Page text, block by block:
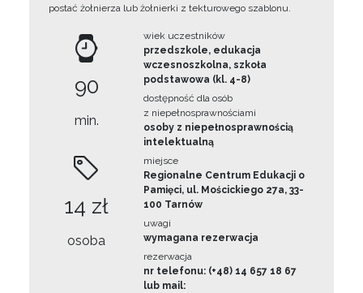
postać żołnierza lub żołnierki z tekturowego szablonu.
90
min.
14 zł
osoba
wiek uczestników
przedszkole, edukacja
wczesnoszkolna, szkoła
podstawowa (kl. 4-8)
dostępność dla osób
z niepełnosprawnościami
osoby z niepełnosprawnością
intelektualną
miejsce
Regionalne Centrum Edukacji o
Pamięci, ul. Mościckiego 27a, 33-
100 Tarnów
uwagi
wymagana rezerwacja
rezerwacja
nr telefonu: (+48) 14 657 18 67
lub mail: